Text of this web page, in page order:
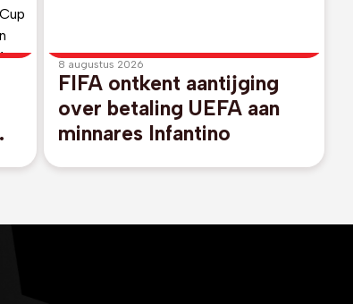
8 augustus 2026
FIFA ontkent aantijging
over betaling UEFA aan
minnares Infantino